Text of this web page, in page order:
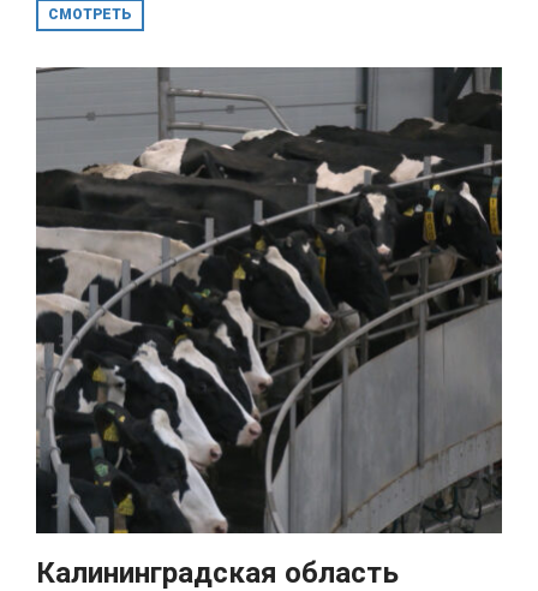
СМОТРЕТЬ
Калининградская область